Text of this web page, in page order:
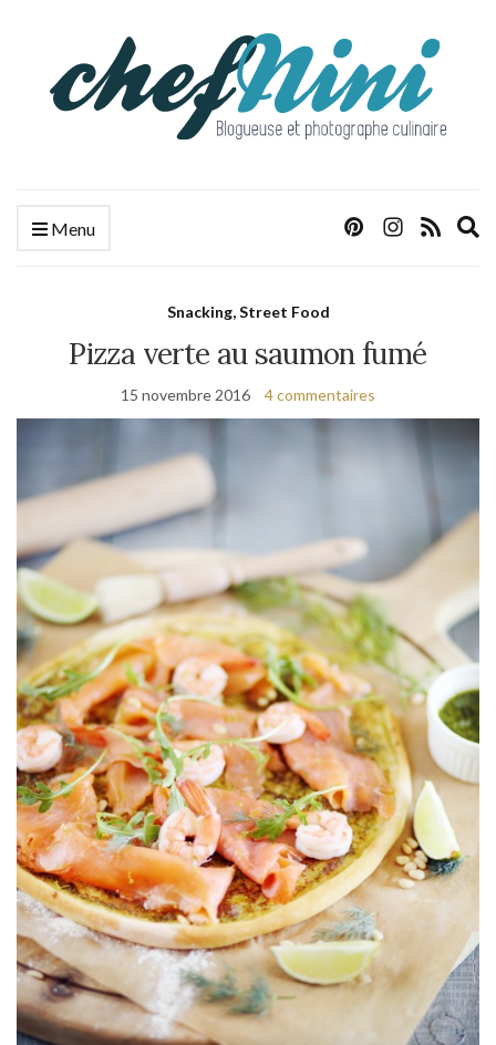
Menu
Snacking, Street Food
Pizza verte au saumon fumé
15 novembre 2016 4 commentaires